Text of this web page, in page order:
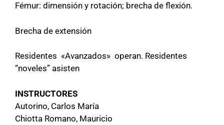
Fémur: dimensión y rotación; brecha de flexión.
Brecha de extensión
Residentes «Avanzados» operan. Residentes
“noveles” asisten
INSTRUCTORES
Autorino, Carlos María
Chiotta Romano, Mauricio